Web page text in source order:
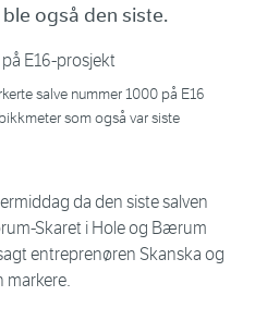
også den siste.
salve nummer 1000 på E16
som også var siste
da den siste salven
Skaret i Hole og Bærum
entreprenøren Skanska og
markere.